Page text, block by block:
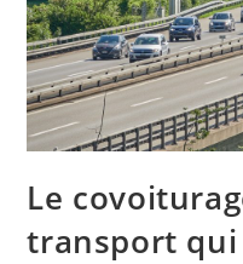
Le
transport qui